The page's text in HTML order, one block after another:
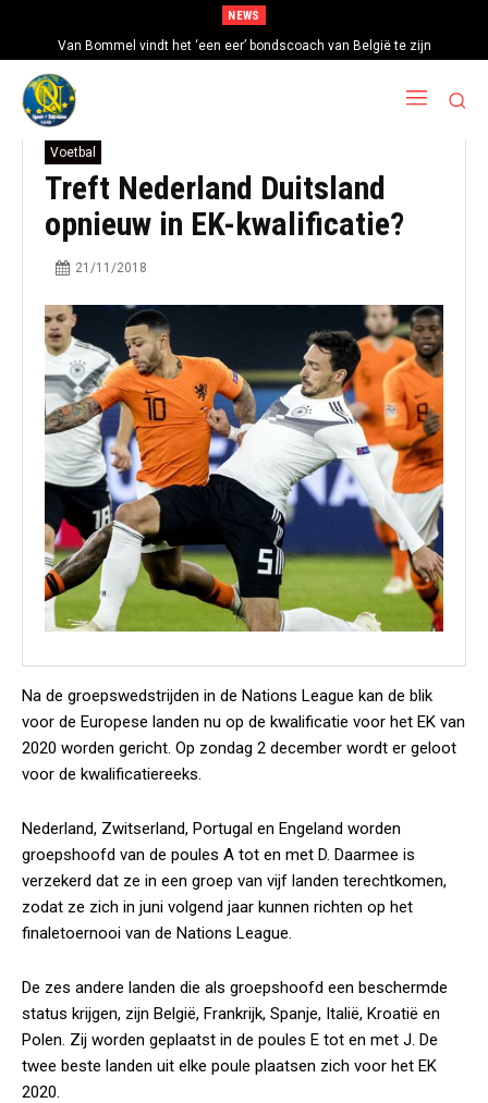
NEWS
Van Bommel vindt het ‘een eer’ bondscoach van België te zijn
Voetbal
Treft Nederland Duitsland
opnieuw in EK-kwalificatie?
21/11/2018
Na de groepswedstrijden in de Nations League kan de blik
voor de Europese landen nu op de kwalificatie voor het EK van
2020 worden gericht. Op zondag 2 december wordt er geloot
voor de kwalificatiereeks.
Nederland, Zwitserland, Portugal en Engeland worden
groepshoofd van de poules A tot en met D. Daarmee is
verzekerd dat ze in een groep van vijf landen terechtkomen,
zodat ze zich in juni volgend jaar kunnen richten op het
finaletoernooi van de Nations League.
De zes andere landen die als groepshoofd een beschermde
status krijgen, zijn België, Frankrijk, Spanje, Italië, Kroatië en
Polen. Zij worden geplaatst in de poules E tot en met J. De
twee beste landen uit elke poule plaatsen zich voor het EK
2020.